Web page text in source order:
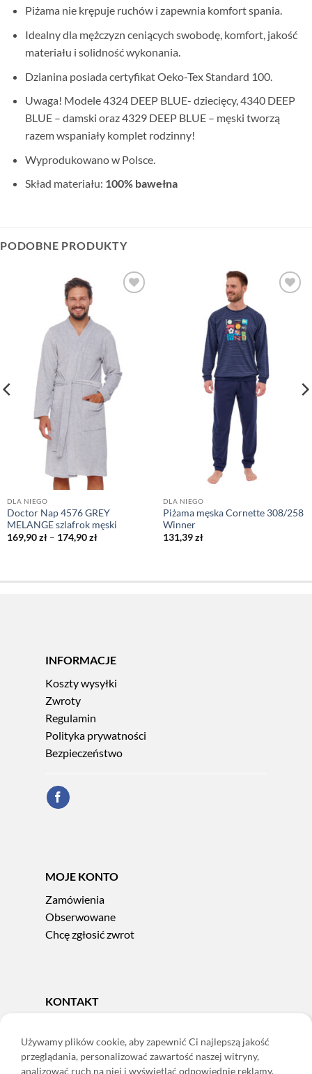
Piżama nie krępuje ruchów i zapewnia komfort spania.
Idealny dla mężczyzn ceniących swobodę, komfort, jakość
materiału i solidność wykonania.
Dzianina posiada certyfikat Oeko-Tex Standard 100.
Uwaga! Modele 4324 DEEP BLUE- dziecięcy, 4340 DEEP
BLUE – damski oraz 4329 DEEP BLUE – męski tworzą
razem wspaniały komplet rodzinny!
Wyprodukowano w Polsce.
Skład materiału: 100% bawełna
PODOBNE PRODUKTY
DLA NIEGO
Doctor Nap 4576 GREY
MELANGE szlafrok męski
169,90zł – 174,90złZakres
174,90 zł
DLA NIEGO
Piżama męska Cornette 308/258
Winner
131,39zł
INFORMACJE
Koszty wysyłki
Zwroty
Regulamin
Polityka prywatności
Bezpieczeństwo
MOJE KONTO
Zamówienia
Obserwowane
Chcę zgłosić zwrot
KONTAKT
e-mail:sklep@adoris.pl
poniedziałek - piątek 8:00-16:00
Używamy plików cookie, aby zapewnić Ci najlepszą jakość
przeglądania, personalizować zawartość naszej witryny,
analizować ruch na niej i wyświetlać odpowiednie reklamy.